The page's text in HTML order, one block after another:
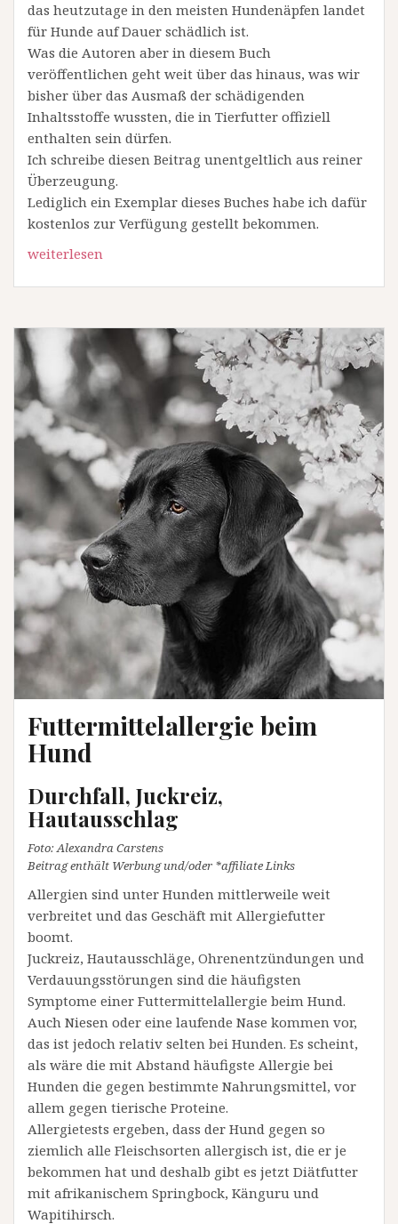
das heutzutage in den meisten Hundenäpfen landet
für Hunde auf Dauer schädlich ist.
Was die Autoren aber in diesem Buch
veröffentlichen geht weit über das hinaus, was wir
bisher über das Ausmaß der schädigenden
Inhaltsstoffe wussten, die in Tierfutter offiziell
enthalten sein dürfen.
Ich schreibe diesen Beitrag unentgeltlich aus reiner
Überzeugung.
Lediglich ein Exemplar dieses Buches habe ich dafür
kostenlos zur Verfügung gestellt bekommen.
weiterlesen
Futtermittelallergie beim
Hund
Durchfall, Juckreiz,
Hautausschlag
Foto: Alexandra Carstens
Beitrag enthält Werbung und/oder *affiliate Links
Allergien sind unter Hunden mittlerweile weit
verbreitet und das Geschäft mit Allergiefutter
boomt.
Juckreiz, Hautausschläge, Ohrenentzündungen und
Verdauungsstörungen sind die häufigsten
Symptome einer Futtermittelallergie beim Hund.
Auch Niesen oder eine laufende Nase kommen vor,
das ist jedoch relativ selten bei Hunden. Es scheint,
als wäre die mit Abstand häufigste Allergie bei
Hunden die gegen bestimmte Nahrungsmittel, vor
allem gegen tierische Proteine.
Allergietests ergeben, dass der Hund gegen so
ziemlich alle Fleischsorten allergisch ist, die er je
bekommen hat und deshalb gibt es jetzt Diätfutter
mit afrikanischem Springbock, Känguru und
Wapitihirsch.